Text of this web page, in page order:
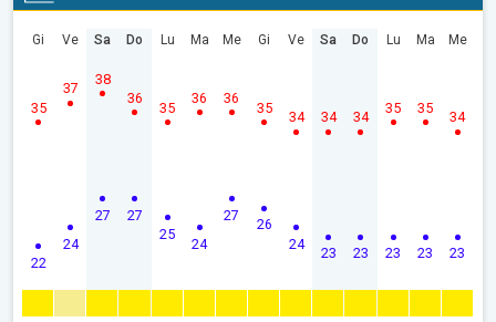
Gi
22
35
Ve
24
37
Sa
27
38
Do
27
36
Lu
25
35
Ma
24
36
Me
27
36
Gi
26
35
Ve
24
34
Sa
23
34
Do
23
34
Lu
23
35
Ma
23
35
Me
23
34